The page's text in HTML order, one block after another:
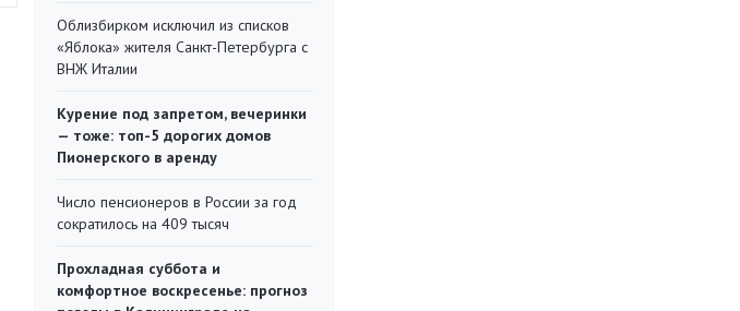
Облизбирком исключил из списков
«Яблока» жителя Санкт-Петербурга с
ВНЖ Италии
Курение под запретом, вечеринки
— тоже: топ-5 дорогих домов
Пионерского в аренду
Число пенсионеров в России за год
сократилось на 409 тысяч
Прохладная суббота и
комфортное воскресенье: прогноз